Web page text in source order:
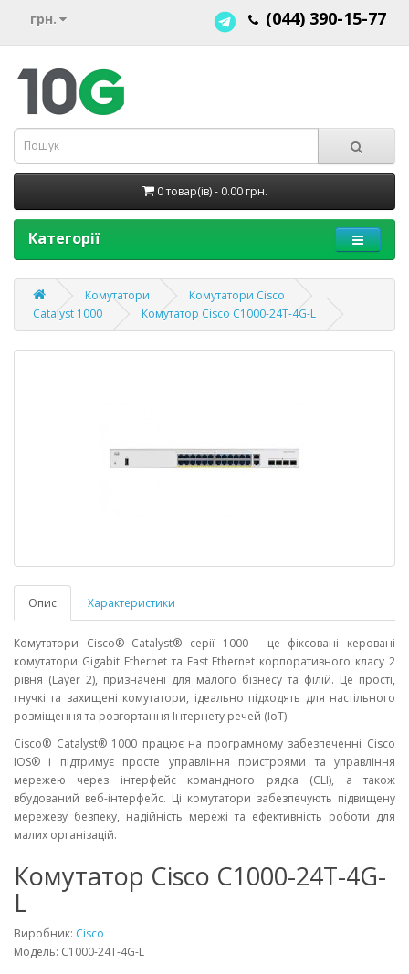
грн. (044) 390-15-77
0 товар(ів) - 0.00 грн.
Категорії
Комутатори
Комутатори Cisco
Catalyst 1000
Комутатор Cisco C1000-24T-4G-L
Опис Характеристики
Комутатори Cisco® Catalyst® серії 1000 - це фіксовані керовані
комутатори Gigabit Ethernet та Fast Ethernet корпоративного класу 2
рівня (Layer 2), призначені для малого бізнесу та філій. Це прості,
гнучкі та захищені комутатори, ідеально підходять для настільного
розміщення та розгортання Інтернету речей (IoT).
Cisco® Catalyst® 1000 працює на програмному забезпеченні Cisco
IOS® і підтримує просте управління пристроями та управління
мережею через інтерфейс командного рядка (CLI), а також
вбудований веб-інтерфейс. Ці комутатори забезпечують підвищену
мережеву безпеку, надійність мережі та ефективність роботи для
малих організацій.
Комутатор Cisco C1000-24T-4G-
L
Виробник: Cisco
Модель: C1000-24T-4G-L